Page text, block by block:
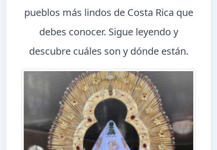
pueblos más lindos de Costa Rica que
debes conocer. Sigue leyendo y
descubre cuáles son y dónde están.